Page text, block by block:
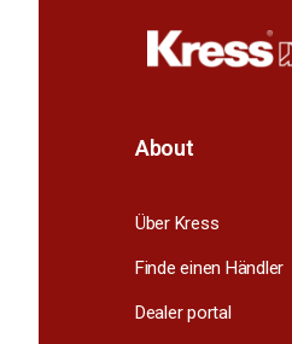
About
Über Kress
Finde einen Händler
Dealer portal